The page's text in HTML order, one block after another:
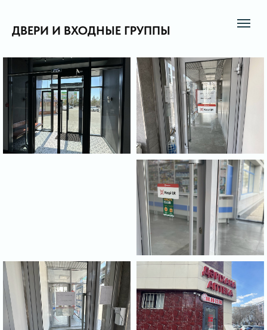
ДВЕРИ И ВХОДНЫЕ ГРУППЫ